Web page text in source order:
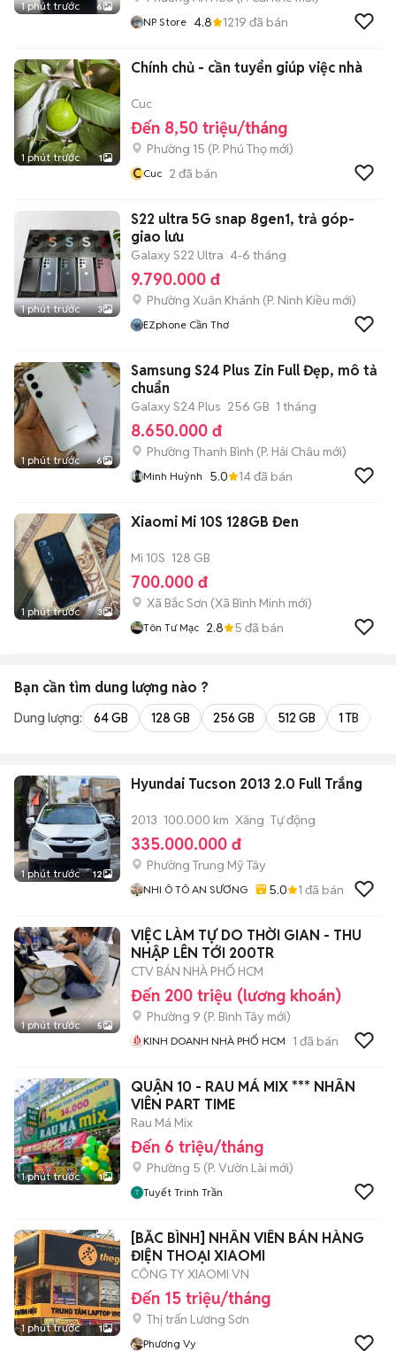
1 phút trước 6
NP Store 4.8 1219 đã bán
1 phút trước 1
Chính chủ - cần tuyển giúp việc nhà
Cuc
Đến 8,50 triệu/tháng
Phường 15 (P. Phú Thọ mới)
CCuc 2 đã bán
1 phút trước 3
S22 ultra 5G snap 8gen1, trả góp-
giao lưu
Galaxy S22 Ultra 4-6 tháng
9.790.000 đ
Phường Xuân Khánh (P. Ninh Kiều mới)
EZphone Cần Thơ
1 phút trước 6
Samsung S24 Plus Zin Full Đẹp, mô tả
chuẩn
Galaxy S24 Plus 256 GB 1 tháng
8.650.000 đ
Phường Thanh Bình (P. Hải Châu mới)
Minh Huỳnh 5.0 14đã bán
1 phút trước 3
Xiaomi Mi 10S 128GB Đen
Mi 10S 128 GB
700.000 đ
Xã Bắc Sơn (Xã Bình Minh mới)
Tôn Tư Mạc 2.8 5 đã bán
Bạn cần tìm dung lượng nào ?
Dung lượng: 64 GB 128 GB 256 GB 512 GB 1 TB
1 phút trước 12
Hyundai Tucson 2013 2.0 Full Trắng
2013 100.000 km Xăng Tự động
335.000.000 đ
Phường Trung Mỹ Tây
NHI Ô TÔ AN SƯƠNG 5.0 1 đã bán
1 phút trước 5
VIỆC LÀM TỰ DO THỜI GIAN - THU
NHẬP LÊN TỚI 200TR
CTV BÁN NHÀ PHỐ HCM
Đến 200 triệu (lương khoán)
Phường 9 (P. Bình Tây mới)
KINH DOANH NHÀ PHỐ HCM 1 đã bán
1 phút trước 1
QUẬN 10 - RAU MÁ MIX *** NHÂN
VIÊN PART TIME
Rau Má Mix
Đến 6 triệu/tháng
Phường 5 (P. Vườn Lài mới)
Tuyết Trinh Trần
1 phút trước 1
[BẮC BÌNH] NHÂN VIÊN BÁN HÀNG
ĐIỆN THOẠI XIAOMI
CÔNG TY XIAOMI VN
Đến 15 triệu/tháng
Thị trấn Lương Sơn
Phương Vy